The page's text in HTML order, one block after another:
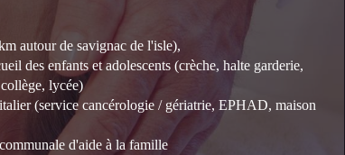
autour de savignac de l'isle),
des enfants et adolescents (crèche, halte garderie,
lycée)
(service cancérologie / gériatrie, EPHAD, maison
d'aide à la famille